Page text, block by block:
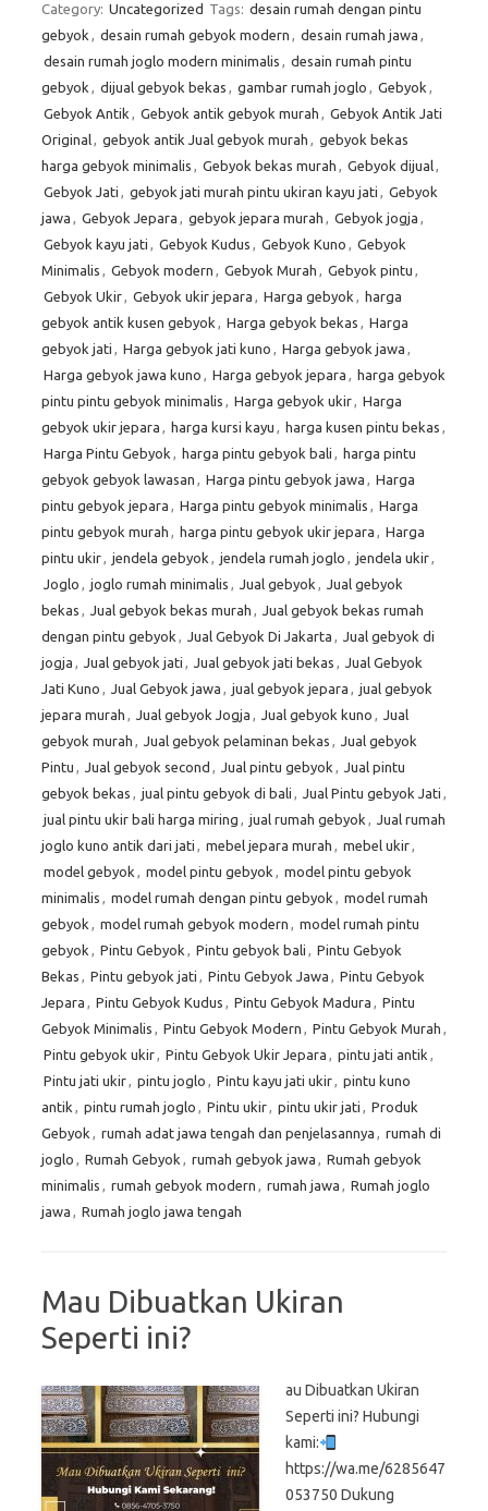
Category: Uncategorized Tags: desain rumah dengan pintu
gebyok , desain rumah gebyok modern , desain rumah jawa ,
desain rumah joglo modern minimalis , desain rumah pintu
gebyok , dijual gebyok bekas , gambar rumah joglo , Gebyok ,
Gebyok Antik , Gebyok antik gebyok murah , Gebyok Antik Jati
Original, gebyok antik Jual gebyok murah , gebyok bekas
harga gebyok minimalis , Gebyok bekas murah , Gebyok dijual,
Gebyok Jati , gebyok jati murah pintu ukiran kayu jati , Gebyok
jawa , Gebyok Jepara , gebyok jepara murah , Gebyok jogja ,
Gebyok kayu jati , Gebyok Kudus , Gebyok Kuno , Gebyok
Minimalis , Gebyok modern , Gebyok Murah , Gebyok pintu ,
Gebyok Ukir, Gebyok ukir jepara , Harga gebyok , harga
gebyok antik kusen gebyok , Harga gebyok bekas , Harga
gebyok jati , Harga gebyok jati kuno , Harga gebyok jawa ,
Harga gebyok jawa kuno , Harga gebyok jepara , harga gebyok
pintu pintu gebyok minimalis , Harga gebyok ukir, Harga
gebyok ukir jepara , harga kursi kayu , harga kusen pintu bekas ,
Harga Pintu Gebyok , harga pintu gebyok bali , harga pintu
gebyok gebyok lawasan , Harga pintu gebyok jawa , Harga
pintu gebyok jepara , Harga pintu gebyok minimalis , Harga
pintu gebyok murah , harga pintu gebyok ukir jepara , Harga
pintu ukir, jendela gebyok , jendela rumah joglo , jendela ukir,
Joglo , joglo rumah minimalis , Jual gebyok , Jual gebyok
bekas , Jual gebyok bekas murah , Jual gebyok bekas rumah
dengan pintu gebyok , Jual Gebyok Di Jakarta , Jual gebyok di
jogja , Jual gebyok jati , Jual gebyok jati bekas , Jual Gebyok
Jati Kuno , Jual Gebyok jawa , jual gebyok jepara , jual gebyok
jepara murah , Jual gebyok Jogja , Jual gebyok kuno , Jual
gebyok murah , Jual gebyok pelaminan bekas , Jual gebyok
Pintu , Jual gebyok second , Jual pintu gebyok , Jual pintu
gebyok bekas , jual pintu gebyok di bali , Jual Pintu gebyok Jati ,
jual pintu ukir bali harga miring , jual rumah gebyok , Jual rumah
joglo kuno antik dari jati , mebel jepara murah , mebel ukir,
model gebyok , model pintu gebyok , model pintu gebyok
minimalis , model rumah dengan pintu gebyok , model rumah
gebyok , model rumah gebyok modern , model rumah pintu
gebyok , Pintu Gebyok , Pintu gebyok bali , Pintu Gebyok
Bekas , Pintu gebyok jati , Pintu Gebyok Jawa , Pintu Gebyok
Jepara , Pintu Gebyok Kudus , Pintu Gebyok Madura , Pintu
Gebyok Minimalis , Pintu Gebyok Modern , Pintu Gebyok Murah ,
Pintu gebyok ukir, Pintu Gebyok Ukir Jepara , pintu jati antik ,
Pintu jati ukir, pintu joglo , Pintu kayu jati ukir, pintu kuno
antik , pintu rumah joglo , Pintu ukir, pintu ukir jati , Produk
Gebyok , rumah adat jawa tengah dan penjelasannya , rumah di
joglo , Rumah Gebyok , rumah gebyok jawa , Rumah gebyok
minimalis , rumah gebyok modern , rumah jawa , Rumah joglo
jawa , Rumah joglo jawa tengah
Mau Dibuatkan Ukiran
Seperti ini?
au Dibuatkan Ukiran
Seperti ini? Hubungi
kami:
https://wa.me/6285647
053750 Dukung